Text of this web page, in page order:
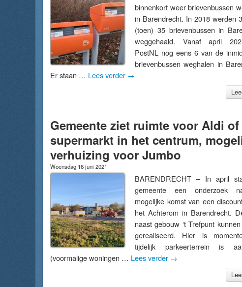
binnenkort weer brievenbussen
in Barendrecht. In 2018 werden
(toen) 35 brievenbussen in
weggehaald. Vanaf april
PostNL nog eens 6 van de
brievenbussen weghalen in
Er staan … Lees verder →
Gemeente ziet ruimte voor Aldi
supermarkt in het centrum,
verhuizing voor Jumbo
Woensdag 16 juni 2021
BARENDRECHT – In april
gemeente een onderzoek
mogelijke komst van een
het Achterom in Barendrecht.
naast gebouw ‘t Trefpunt
gerealiseerd. Hier is
tijdelijk parkeerterrein is
(voormalige woningen … Lees verder →